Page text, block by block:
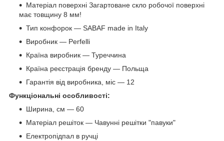
Матеріал поверхні Загартоване скло робочої поверхні
має товщину 8 мм!
Тип конфорок — SABAF made in Italy
Виробник — Perfelli
Країна виробник — Туреччина
Країна реєстрація бренду — Польща
Гарантія від виробника, міс — 12
Функціональні особливості:
Ширина, см — 60
Матеріал решіток — Чавунні решітки "павуки"
Електропідпал в ручці